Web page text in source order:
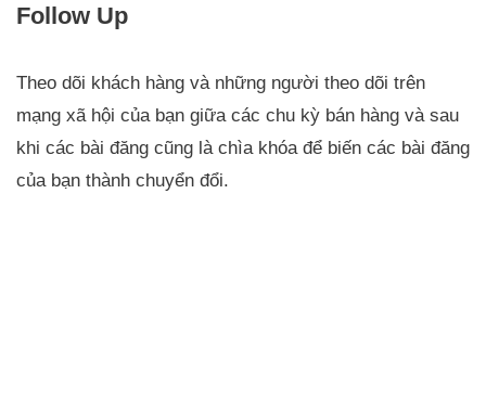
Follow Up
Theo dõi khách hàng và những người theo dõi trên
mạng xã hội của bạn giữa các chu kỳ bán hàng và sau
khi các bài đăng cũng là chìa khóa để biến các bài đăng
của bạn thành chuyển đổi.